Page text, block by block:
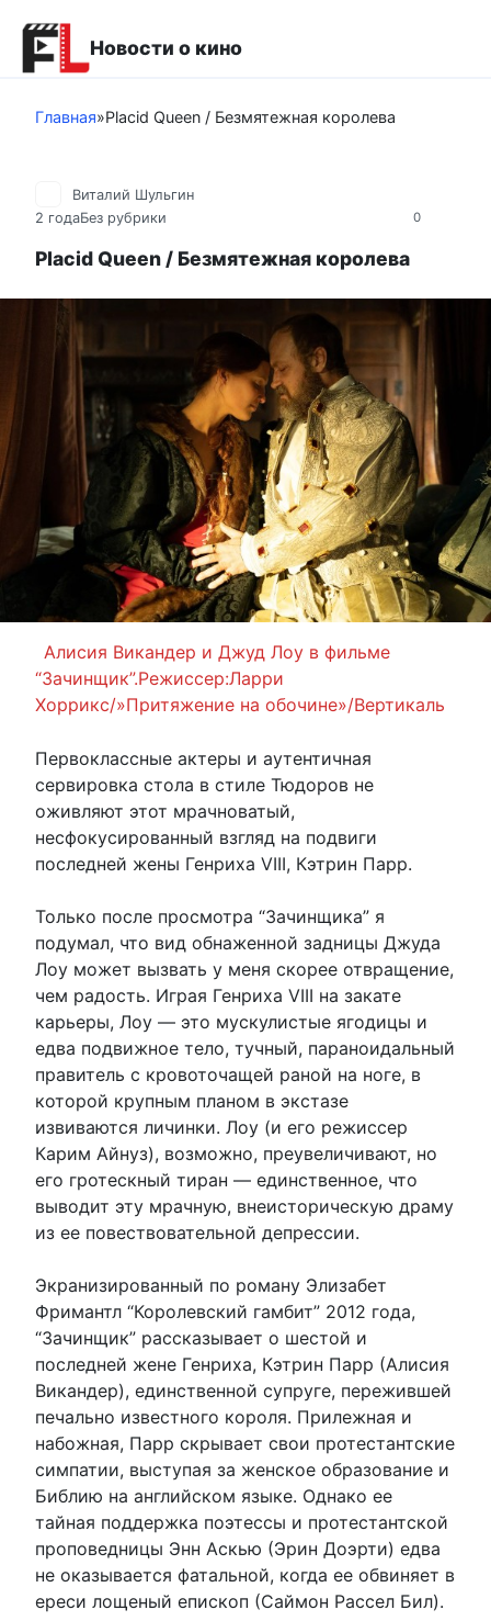
контенту
Новости о кино
Главная»Placid Queen / Безмятежная королева
0
Виталий Шульгин
2 годаБез рубрики
Placid Queen / Безмятежная королева
Алисия Викандер и Джуд Лоу в фильме
“Зачинщик”.Режиссер:Ларри
Хоррикс/»Притяжение на обочине»/Вертикаль
Первоклассные актеры и аутентичная
сервировка стола в стиле Тюдоров не
оживляют этот мрачноватый,
несфокусированный взгляд на подвиги
последней жены Генриха VIII, Кэтрин Парр.
Только после просмотра “Зачинщика” я
подумал, что вид обнаженной задницы Джуда
Лоу может вызвать у меня скорее отвращение,
чем радость. Играя Генриха VIII на закате
карьеры, Лоу — это мускулистые ягодицы и
едва подвижное тело, тучный, параноидальный
правитель с кровоточащей раной на ноге, в
которой крупным планом в экстазе
извиваются личинки. Лоу (и его режиссер
Карим Айнуз), возможно, преувеличивают, но
его гротескный тиран — единственное, что
выводит эту мрачную, внеисторическую драму
из ее повествовательной депрессии.
Экранизированный по роману Элизабет
Фримантл “Королевский гамбит” 2012 года,
“Зачинщик” рассказывает о шестой и
последней жене Генриха, Кэтрин Парр (Алисия
Викандер), единственной супруге, пережившей
печально известного короля. Прилежная и
набожная, Парр скрывает свои протестантские
симпатии, выступая за женское образование и
Библию на английском языке. Однако ее
тайная поддержка поэтессы и протестантской
проповедницы Энн Аскью (Эрин Доэрти) едва
не оказывается фатальной, когда ее обвиняет в
ереси лощеный епископ (Саймон Рассел Бил).